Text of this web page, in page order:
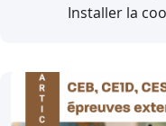
Installer la